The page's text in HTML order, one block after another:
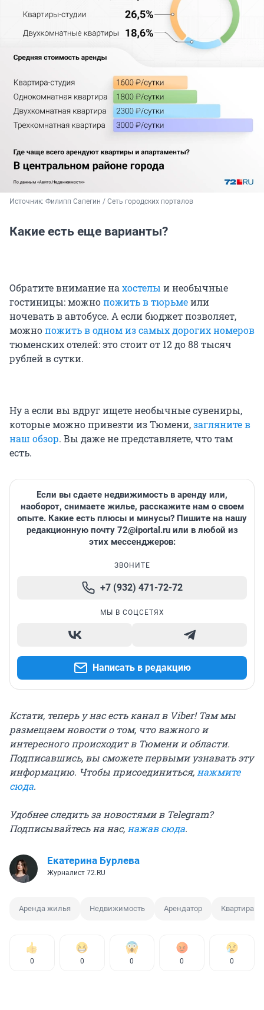
Источник: Филипп Сапегин / Сеть городских порталов
Какие есть еще варианты?
Обратите внимание нахостелы и необычные
гостиницы: можнопожить в тюрьмеили
ночевать в автобусе. А если бюджет позволяет,
можнопожить в одном из самых дорогих номеров
тюменских отелей: это стоит от 12 до 88 тысяч
рублей в сутки.
Ну а если вы вдруг ищете необычные сувениры,
которые можно привезти из Тюмени,загляните в
наш обзор. Вы даже не представляете, что там
есть.
Если вы сдаете недвижимость в аренду или,
наоборот, снимаете жилье, расскажите нам о своем
опыте. Какие есть плюсы и минусы? Пишите на нашу
редакционную почту 72@iportal.ruили в любой из
этих мессенджеров:
ЗВОНИТЕ
+7 (932) 471-72-72
МЫ В СОЦСЕТЯХ
Написать в редакцию
Кстати, теперь у нас есть канал в Viber! Там мы
размещаем новости о том, что важного и
интересного происходит в Тюмени и области.
Подписавшись, вы сможете первыми узнавать эту
информацию. Чтобы присоединиться,нажмите
сюда.
Удобнее следить за новостями в Telegram?
Подписывайтесь на нас,нажав сюда.
Екатерина Бурлева
Журналист 72.RU
Аренда жилья Недвижимость Арендатор Квартира
0 0 0 0 0